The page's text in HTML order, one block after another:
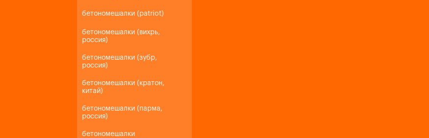
бетономешалки (patriot)
бетономешалки (вихрь,
россия)
бетономешалки (зубр,
россия)
бетономешалки (кратон,
китай)
бетономешалки (парма,
россия)
бетономешалки